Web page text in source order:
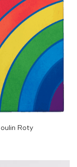
Roty